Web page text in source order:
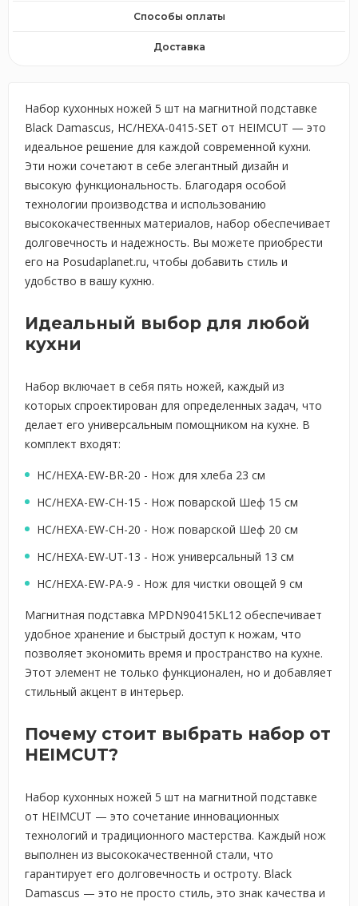
Способы оплаты
Доставка
Набор кухонных ножей 5 шт на магнитной подставке
Black Damascus, HC/HEXA-0415-SET от HEIMCUT — это
идеальное решение для каждой современной кухни.
Эти ножи сочетают в себе элегантный дизайн и
высокую функциональность. Благодаря особой
технологии производства и использованию
высококачественных материалов, набор обеспечивает
долговечность и надежность. Вы можете приобрести
его на Posudaplanet.ru, чтобы добавить стиль и
удобство в вашу кухню.
Идеальный выбор для любой
кухни
Набор включает в себя пять ножей, каждый из
которых спроектирован для определенных задач, что
делает его универсальным помощником на кухне. В
комплект входят:
HC/HEXA-EW-BR-20 - Нож для хлеба 23 см
HC/HEXA-EW-CH-15 - Нож поварской Шеф 15 см
HC/HEXA-EW-CH-20 - Нож поварской Шеф 20 см
HC/HEXA-EW-UT-13 - Нож универсальный 13 см
HC/HEXA-EW-PA-9 - Нож для чистки овощей 9 см
Магнитная подставка MPDN90415KL12 обеспечивает
удобное хранение и быстрый доступ к ножам, что
позволяет экономить время и пространство на кухне.
Этот элемент не только функционален, но и добавляет
стильный акцент в интерьер.
Почему стоит выбрать набор от
HEIMCUT?
Набор кухонных ножей 5 шт на магнитной подставке
от HEIMCUT — это сочетание инновационных
технологий и традиционного мастерства. Каждый нож
выполнен из высококачественной стали, что
гарантирует его долговечность и остроту. Black
Damascus — это не просто стиль, это знак качества и